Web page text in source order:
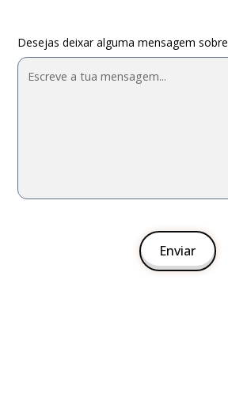
Desejas deixar alguma mensagem